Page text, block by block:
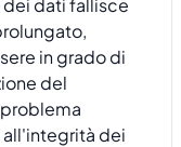
dati fallisce
in grado di
del
dei